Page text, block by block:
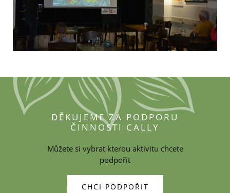
DĚKUJEME ZA PODPORU
ČINNOSTI CALLY
Můžete si vybrat kterou aktivitu chcete
podpořit
CHCI PODPOŘIT